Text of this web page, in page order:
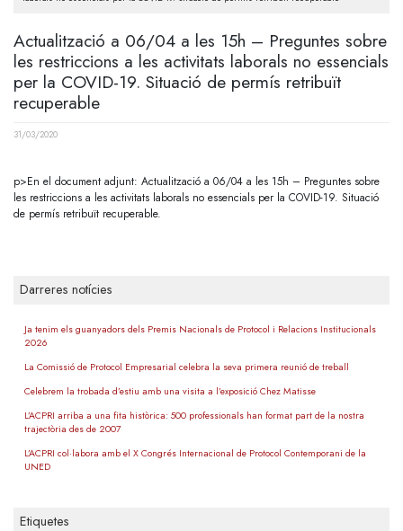
Actualització a 06/04 a les 15h – Preguntes sobre
les restriccions a les activitats laborals no essencials
per la COVID-19. Situació de permís retribuït
recuperable
31/03/2020
p>En el document adjunt: Actualització a 06/04 a les 15h – Preguntes sobre
les restriccions a les activitats laborals no essencials per la COVID-19. Situació
de permís retribuït recuperable.
Darreres notícies
Ja tenim els guanyadors dels Premis Nacionals de Protocol i Relacions Institucionals
2026
La Comissió de Protocol Empresarial celebra la seva primera reunió de treball
Celebrem la trobada d’estiu amb una visita a l’exposició Chez Matisse
L’ACPRI arriba a una fita històrica: 500 professionals han format part de la nostra
trajectòria des de 2007
L’ACPRI col·labora amb el X Congrés Internacional de Protocol Contemporani de la
UNED
Etiquetes